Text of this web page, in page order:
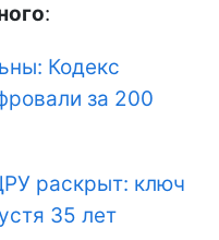
:
Кодекс
за 200
раскрыт: ключ
35 лет